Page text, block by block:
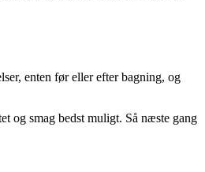
enten før eller efter bagning, og
og smag bedst muligt. Så næste gang